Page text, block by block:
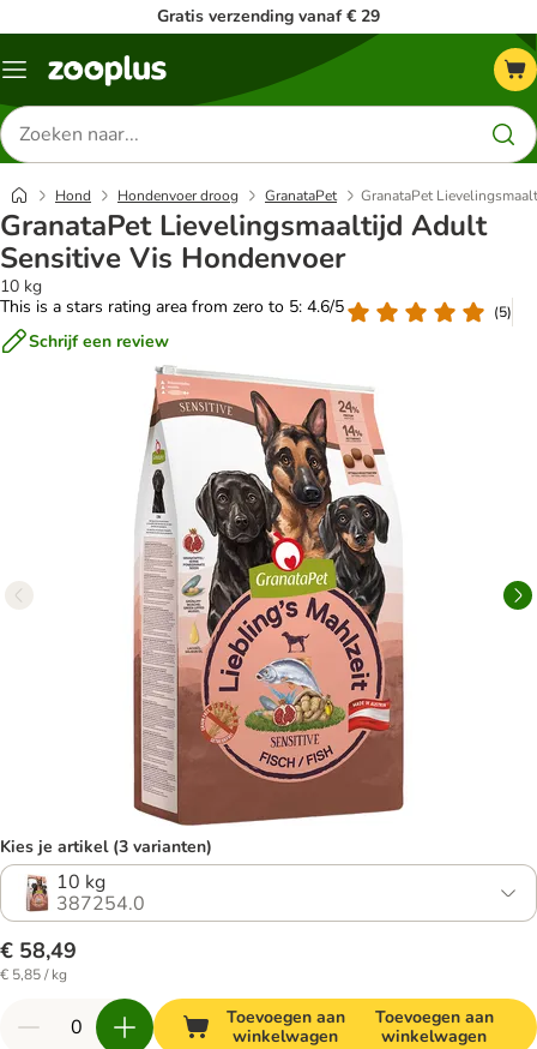
Gratis verzending vanaf € 29
Menu
Zoeken
naar
producten
Hond Hondenvoer droog GranataPet GranataPet
GranataPet Lievelingsmaaltijd Adult
Sensitive Vis Hondenvoer
10 kg
This is a stars rating area from zero to 5: 4.6/5
(5)
Schrijf een review
Kies je artikel (3 varianten)
10 kg
387254.0
€ 58,49
€ 5,85 / kg
Toevoegen aan
winkelwagen
Toevoegen aan
winkelwagen